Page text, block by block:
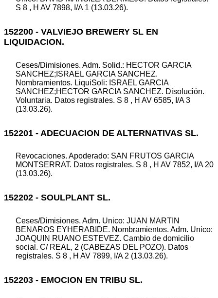
S 8 , H AV 7898, I/A 1 (13.03.26).
152200 - VALVIEJO BREWERY SL EN
LIQUIDACION.
Ceses/Dimisiones. Adm. Solid.: HECTOR GARCIA
SANCHEZ;ISRAEL GARCIA SANCHEZ.
Nombramientos. LiquiSoli: ISRAEL GARCIA
SANCHEZ;HECTOR GARCIA SANCHEZ. Disolución.
Voluntaria. Datos registrales. S 8 , H AV 6585, I/A 3
(13.03.26).
152201 - ADECUACION DE ALTERNATIVAS SL.
Revocaciones. Apoderado: SAN FRUTOS GARCIA
MONTSERRAT. Datos registrales. S 8 , H AV 7852, I/A 20
(13.03.26).
152202 - SOULPLANT SL.
Ceses/Dimisiones. Adm. Unico: JUAN MARTIN
BENAROS EYHERABIDE. Nombramientos. Adm. Unico:
JOAQUIN RUANO ESTEVEZ. Cambio de domicilio
social. C/ REAL, 2 (CABEZAS DEL POZO). Datos
registrales. S 8 , H AV 7899, I/A 2 (13.03.26).
152203 - EMOCION EN TRIBU SL.